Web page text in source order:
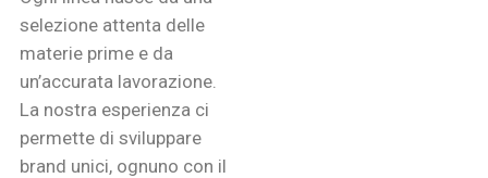
selezione attenta delle
materie prime e da
un’accurata lavorazione.
La nostra esperienza ci
permette di sviluppare
brand unici, ognuno con il